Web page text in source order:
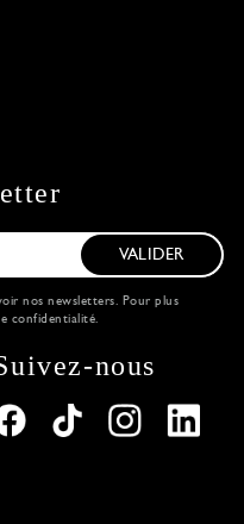
VALIDER
nos newsletters. Pour plus
confidentialité.
nous